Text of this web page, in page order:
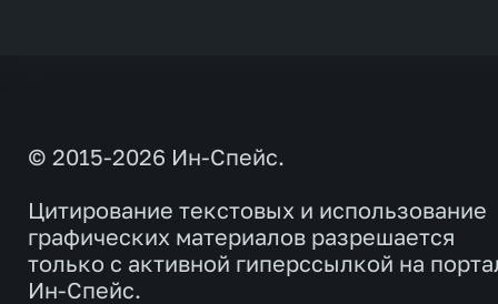
© 2015-2026 Ин-Спейс.
Цитирование текстовых и использование
графических материалов разрешается
только с активной гиперссылкой на
Ин-Спейс.